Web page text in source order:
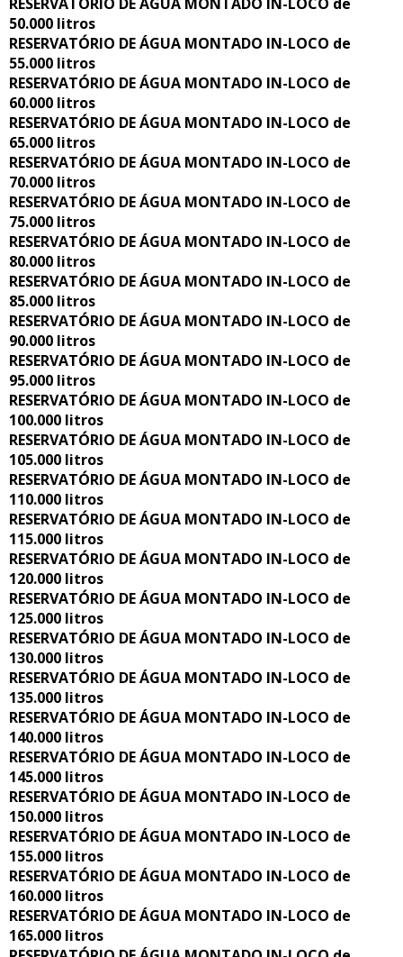
50.000 litros
RESERVATÓRIO DE ÁGUA MONTADO IN-LOCO de
55.000 litros
RESERVATÓRIO DE ÁGUA MONTADO IN-LOCO de
60.000 litros
RESERVATÓRIO DE ÁGUA MONTADO IN-LOCO de
65.000 litros
RESERVATÓRIO DE ÁGUA MONTADO IN-LOCO de
70.000 litros
RESERVATÓRIO DE ÁGUA MONTADO IN-LOCO de
75.000 litros
RESERVATÓRIO DE ÁGUA MONTADO IN-LOCO de
80.000 litros
RESERVATÓRIO DE ÁGUA MONTADO IN-LOCO de
85.000 litros
RESERVATÓRIO DE ÁGUA MONTADO IN-LOCO de
90.000 litros
RESERVATÓRIO DE ÁGUA MONTADO IN-LOCO de
95.000 litros
RESERVATÓRIO DE ÁGUA MONTADO IN-LOCO de
100.000 litros
RESERVATÓRIO DE ÁGUA MONTADO IN-LOCO de
105.000 litros
RESERVATÓRIO DE ÁGUA MONTADO IN-LOCO de
110.000 litros
RESERVATÓRIO DE ÁGUA MONTADO IN-LOCO de
115.000 litros
RESERVATÓRIO DE ÁGUA MONTADO IN-LOCO de
120.000 litros
RESERVATÓRIO DE ÁGUA MONTADO IN-LOCO de
125.000 litros
RESERVATÓRIO DE ÁGUA MONTADO IN-LOCO de
130.000 litros
RESERVATÓRIO DE ÁGUA MONTADO IN-LOCO de
135.000 litros
RESERVATÓRIO DE ÁGUA MONTADO IN-LOCO de
140.000 litros
RESERVATÓRIO DE ÁGUA MONTADO IN-LOCO de
145.000 litros
RESERVATÓRIO DE ÁGUA MONTADO IN-LOCO de
150.000 litros
RESERVATÓRIO DE ÁGUA MONTADO IN-LOCO de
155.000 litros
RESERVATÓRIO DE ÁGUA MONTADO IN-LOCO de
160.000 litros
RESERVATÓRIO DE ÁGUA MONTADO IN-LOCO de
165.000 litros